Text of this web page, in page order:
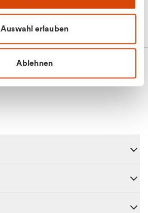
Auswahl erlauben
Ablehnen